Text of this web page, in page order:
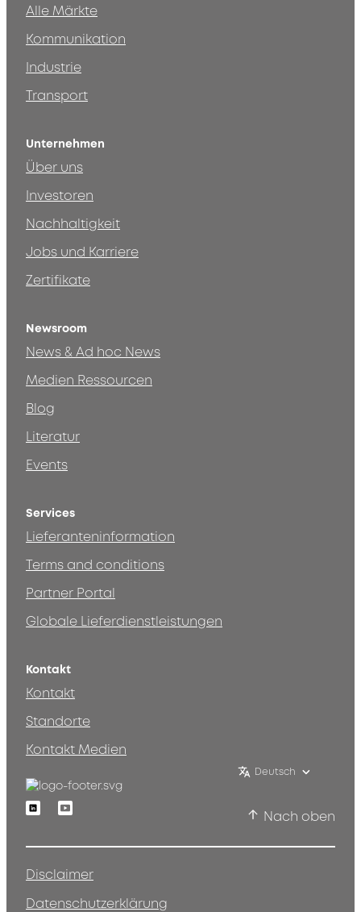
Alle Märkte
Kommunikation
Industrie
Transport
Unternehmen
Über uns
Investoren
Nachhaltigkeit
Jobs und Karriere
Zertifikate
Newsroom
News & Ad hoc News
Medien Ressourcen
Blog
Literatur
Events
Services
Lieferanteninformation
Terms and conditions
Partner Portal
Globale Lieferdienstleistungen
Kontakt
Kontakt
Standorte
Kontakt Medien
Deutsch
LinkedinYoutube
Nach oben
Disclaimer
Datenschutzerklärung